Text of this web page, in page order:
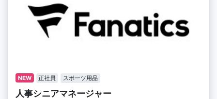
NEW 正社員 スポーツ用品
人事シニアマネージャー